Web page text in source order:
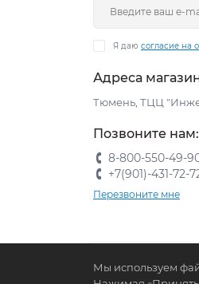
Я даю согласие на
Адреса
Тюмень, ТЦЦ
Позвоните нам:
8-800-550-49-
+7(901)-431-72-
Перезвоните мне
Мы используем